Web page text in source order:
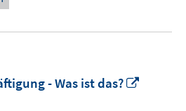
- Was ist das?